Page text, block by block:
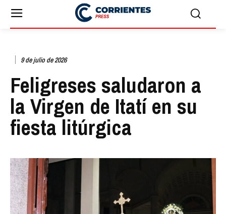
9 de julio de 2026
Feligreses saludaron a
la Virgen de Itatí en su
fiesta litúrgica